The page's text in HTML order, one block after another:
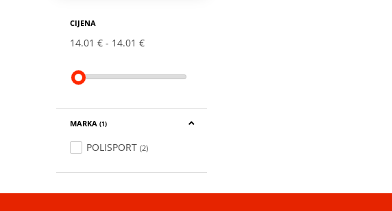
CIJENA
14.01 € 14.01 €
MARKA (1)
POLISPORT (2)